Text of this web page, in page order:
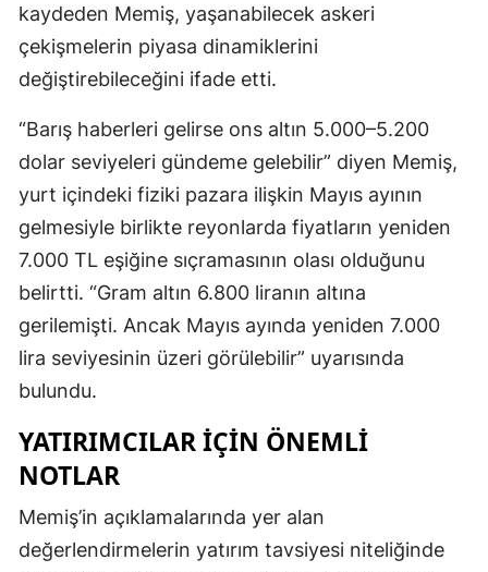
Sinop
Sivas
Tokat
Trabzon
Van
kaydeden Memiş, yaşanabilecek askeri
çekişmelerin piyasa dinamiklerini
değiştirebileceğini ifade etti.
“Barış haberleri gelirse ons altın 5.000–5.200
dolar seviyeleri gündeme gelebilir” diyen Memiş,
yurt içindeki fiziki pazara ilişkin Mayıs ayının
gelmesiyle birlikte reyonlarda fiyatların yeniden
7.000 TL eşiğine sıçramasının olası olduğunu
belirtti. “Gram altın 6.800 liranın altına
gerilemişti. Ancak Mayıs ayında yeniden 7.000
lira seviyesinin üzeri görülebilir” uyarısında
bulundu.
YATIRIMCILAR İÇIN ÖNEMLI
NOTLAR
Memiş’in açıklamalarında yer alan
değerlendirmelerin yatırım tavsiyesi niteliğinde